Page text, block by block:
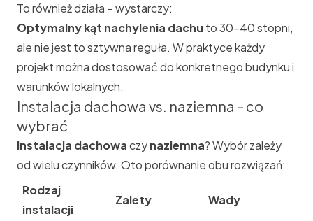
To również działa – wystarczy:
Optymalny kąt nachylenia dachu to 30–40 stopni,
ale nie jest to sztywna reguła. W praktyce każdy
projekt można dostosować do konkretnego budynku i
warunków lokalnych.
Instalacja dachowa vs. naziemna – co
wybrać
Instalacja dachowaczynaziemna? Wybór zależy
od wielu czynników. Oto porównanie obu rozwiązań:
Rodzaj
instalacji
Zalety Wady